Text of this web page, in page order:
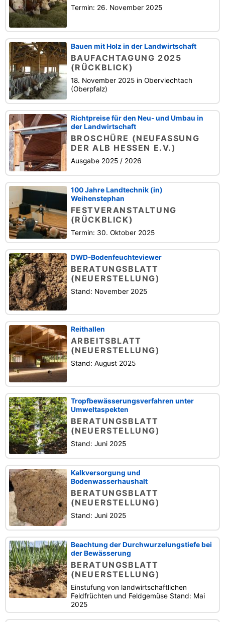
Termin: 26. November 2025
Bauen mit Holz in der Landwirtschaft
BAUFACHTAGUNG 2025
(RÜCKBLICK)
18. November 2025 in Oberviechtach
(Oberpfalz)
Richtpreise für den Neu- und Umbau in
der Landwirtschaft
BROSCHÜRE (NEUFASSUNG
DER ALB HESSEN E.V.)
Ausgabe 2025 / 2026
100 Jahre Landtechnik (in)
Weihenstephan
FESTVERANSTALTUNG
(RÜCKBLICK)
Termin: 30. Oktober 2025
DWD-Bodenfeuchteviewer
BERATUNGSBLATT
(NEUERSTELLUNG)
Stand: November 2025
Reithallen
ARBEITSBLATT
(NEUERSTELLUNG)
Stand: August 2025
Tropfbewässerungsverfahren unter
Umweltaspekten
BERATUNGSBLATT
(NEUERSTELLUNG)
Stand: Juni 2025
Kalkversorgung und
Bodenwasserhaushalt
BERATUNGSBLATT
(NEUERSTELLUNG)
Stand: Juni 2025
Beachtung der Durchwurzelungstiefe bei
der Bewässerung
BERATUNGSBLATT
(NEUERSTELLUNG)
Einstufung von landwirtschaftlichen
Feldfrüchten und Feldgemüse Stand: Mai
2025